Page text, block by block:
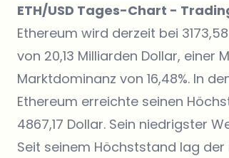
ETH/USD Tages-Chart -
Ethereum wird derzeit bei
von 20,13 Milliarden Dollar, einer
Marktdominanz von 16,48%. In
Ethereum erreichte seinen
4867,17 Dollar. Sein niedrigster
Seit seinem Höchststand lag der